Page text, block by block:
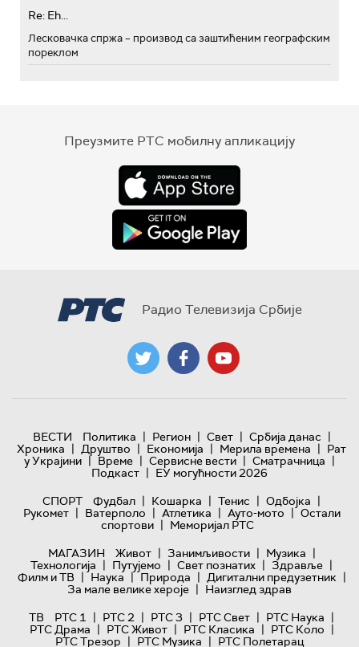
Re: Eh...
Лесковачка спржа – производ са заштићеним географским
пореклом
Преузмите РТС мобилну апликацију
Радио Телевизија Србије
ВЕСТИ Политика | Регион | Свет | Србија данас |
Хроника | Друштво | Економија | Мерила времена | Рат
у Украјини | Време | Сервисне вести | Сматрачница |
Подкаст | ЕУ могућности 2026
СПОРТ
Фудбал | Кошарка | Тенис | Одбојка |
Рукомет | Ватерполо | Атлетика | Ауто-мото | Остали
спортови | Меморијал РТС
МАГАЗИН
Живот | Занимљивости | Музика |
Технологијa | Путујемо | Свет познатих | Здравље |
Филм и ТВ | Наука | Природа | Дигитални предузетник |
За мале велике хероје | Наизглед здрав
ТВ
РТС 1 | РТС 2 | РТС 3 | РТС Свет | РТС Наука |
РТС Драма | РТС Живот | РТС Класика | РТС Коло |
РТС Трезор | РТС Музика | РТС Полетарац